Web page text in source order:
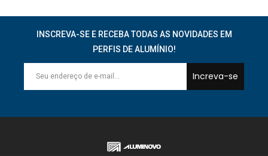
INSCREVA-SE E RECEBA TODAS AS NOVIDADES EM
PERFIS DE ALUMÍNIO!
Increva-se